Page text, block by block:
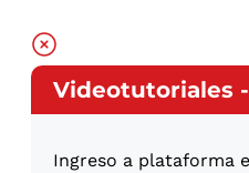
Videotutoriales
Ingreso a plataforma